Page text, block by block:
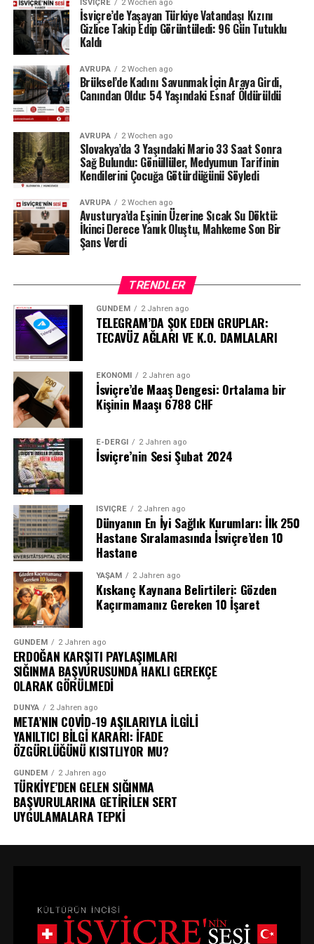
belgelerinin şeffaf olduğunu, İçişleri Bakanlığı
tarafından da düzenli olarak denetlendiğini hatırlattı.
Milyonlarca liralık para transferleri ve şoförün iddiaları
üzerinden derinleşen soruşturmada gözler, yargı
makamlarının atacağı bir sonraki adıma çevrilmiş
durumda.#ahbap #sondakika
İSVIÇRE 2 Wochen ago
İsviçre’de Yaşayan Türkiye Vatandaşı Kızını
Gizlice Takip Edip Görüntüledi: 96 Gün Tutuklu
Kaldı
AVRUPA 2 Wochen ago
Brüksel’de Kadını Savunmak İçin Araya Girdi,
Canından Oldu: 54 Yaşındaki Esnaf Öldürüldü
AVRUPA 2 Wochen ago
Slovakya’da 3 Yaşındaki Mario 33 Saat Sonra
Sağ Bulundu: Gönüllüler, Medyumun Tarifinin
Kendilerini Çocuğa Götürdüğünü Söyledi
AVRUPA 2 Wochen ago
Avusturya’da Eşinin Üzerine Sıcak Su Döktü:
İkinci Derece Yanık Oluştu, Mahkeme Son Bir
Şans Verdi
TRENDLER
GÜNDEM 2 Jahren ago
TELEGRAM’DA ŞOK EDEN GRUPLAR:
TECAVÜZ AĞLARI VE K.O. DAMLALARI
EKONOMI 2 Jahren ago
İsviçre’de Maaş Dengesi: Ortalama bir
Kişinin Maaşı 6788 CHF
E-DERGI 2 Jahren ago
İsviçre’nin Sesi Şubat 2024
İSVIÇRE 2 Jahren ago
Dünyanın En İyi Sağlık Kurumları: İlk 250
Hastane Sıralamasında İsviçre’den 10
Hastane
YAŞAM 2 Jahren ago
Kıskanç Kaynana Belirtileri: Gözden
Kaçırmamanız Gereken 10 İşaret
GÜNDEM 2 Jahren ago
ERDOĞAN KARŞITI PAYLAŞIMLARI
SIĞINMA BAŞVURUSUNDA HAKLI GEREKÇE
OLARAK GÖRÜLMEDİ
DÜNYA 2 Jahren ago
META’NIN COVİD-19 AŞILARIYLA İLGİLİ
YANILTICI BİLGİ KARARI: İFADE
ÖZGÜRLÜĞÜNÜ KISITLIYOR MU?
GÜNDEM 2 Jahren ago
TÜRKİYE’DEN GELEN SIĞINMA
BAŞVURULARINA GETİRİLEN SERT
UYGULAMALARA TEPKİ